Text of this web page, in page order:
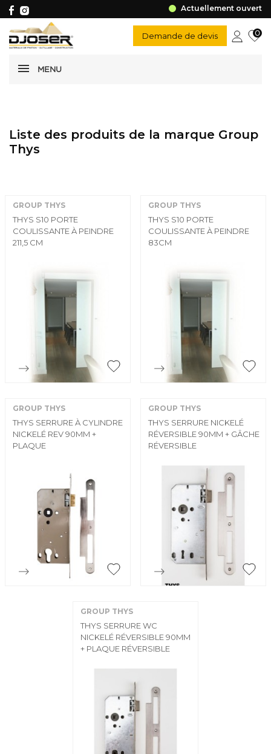
Actuellement ouvert
MENU
Demande de devis 0
Liste des produits de la marque Group
Thys
GROUP THYS
THYS S10 PORTE
COULISSANTE À PEINDRE
211,5 CM
GROUP THYS
THYS S10 PORTE
COULISSANTE À PEINDRE
83CM
GROUP THYS
THYS SERRURE À CYLINDRE
NICKELÉ REV 90MM +
PLAQUE
GROUP THYS
THYS SERRURE NICKELÉ
RÉVERSIBLE 90MM + GÂCHE
RÉVERSIBLE
GROUP THYS
THYS SERRURE WC
NICKELÉ RÉVERSIBLE 90MM
+ PLAQUE RÉVERSIBLE